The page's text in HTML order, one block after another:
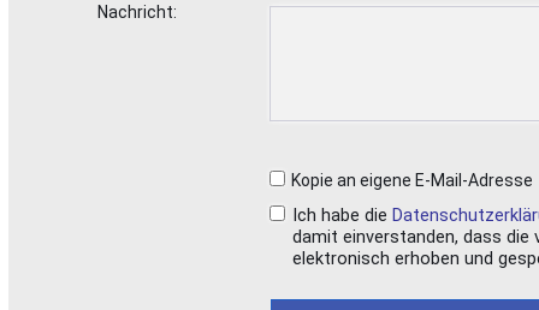
Nachricht:
Kopie an eigene E-Mail-Adresse
Ich habe die
damit einverstanden, dass die
elektronisch erhoben und